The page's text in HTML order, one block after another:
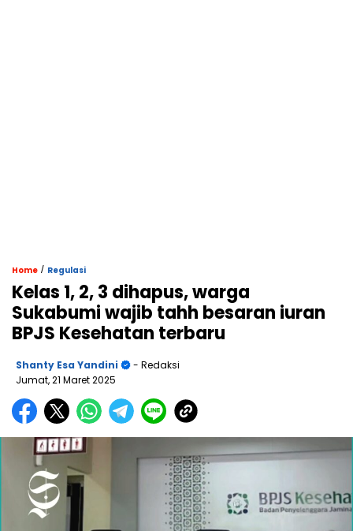
Home / Regulasi
Kelas 1, 2, 3 dihapus, warga
Sukabumi wajib tahh besaran iuran
BPJS Kesehatan terbaru
Shanty Esa Yandini
- Redaksi
Jumat, 21 Maret 2025